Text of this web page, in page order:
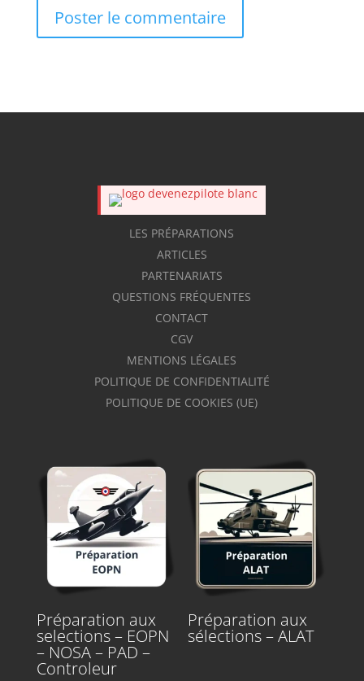
LES PRÉPARATIONS
ARTICLES
PARTENARIATS
QUESTIONS FRÉQUENTES
CONTACT
CGV
MENTIONS LÉGALES
POLITIQUE DE CONFIDENTIALITÉ
POLITIQUE DE COOKIES (UE)
Préparation aux
selections – EOPN
– NOSA – PAD –
Controleur
Préparation aux
sélections – ALAT